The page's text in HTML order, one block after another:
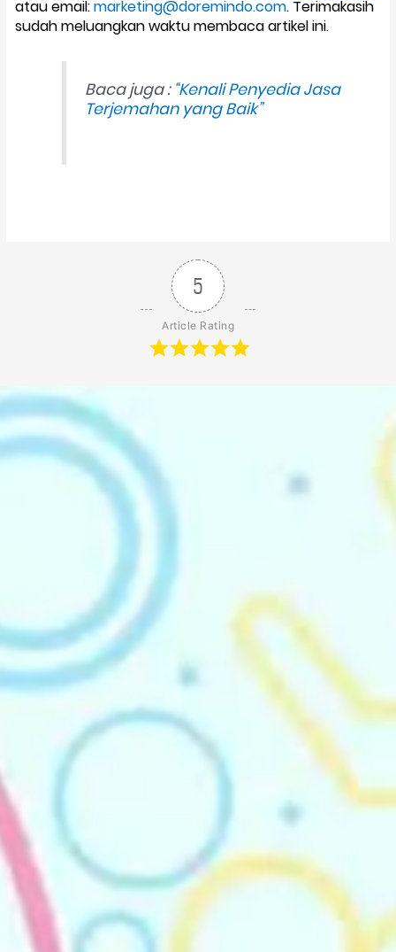
atau email:marketing@doremindo.com. Terimakasih
sudah meluangkan waktu membaca artikel ini.
Baca juga : “Kenali Penyedia Jasa
Terjemahan yang Baik”
5
Article Rating